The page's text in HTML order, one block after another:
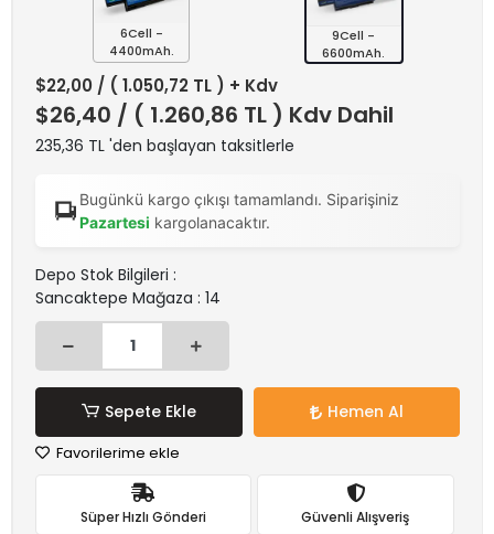
6Cell -
4400mAh.
9Cell -
6600mAh.
$22,00 / ( 1.050,72 TL ) + Kdv
$26,40 / ( 1.260,86 TL ) Kdv Dahil
235,36 TL 'den başlayan taksitlerle
Bugünkü kargo çıkışı tamamlandı. Siparişiniz
Pazartesi kargolanacaktır.
Depo Stok Bilgileri :
Sancaktepe Mağaza : 14
Sepete Ekle Hemen Al
Favorilerime ekle
Süper Hızlı Gönderi Güvenli Alışveriş